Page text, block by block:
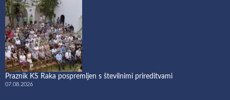
Praznik KS Raka pospremljen s številnimi prireditvami
07.08.2026